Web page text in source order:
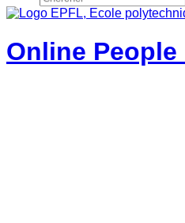
Online